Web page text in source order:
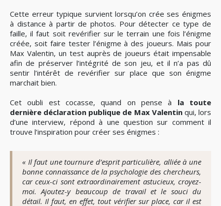
Cette erreur typique survient lorsqu’on crée ses énigmes
à distance à partir de photos. Pour détecter ce type de
faille, il faut soit revérifier sur le terrain une fois l’énigme
créée, soit faire tester l’énigme à des joueurs. Mais pour
Max Valentin, un test auprès de joueurs était impensable
afin de préserver l’intégrité de son jeu, et il n’a pas dû
sentir l’intérêt de revérifier sur place que son énigme
marchait bien.
Cet oubli est cocasse, quand on pense à la toute
dernière déclaration publique de Max Valentinqui, lors
d’une interview, répond à une question sur comment il
trouve l’inspiration pour créer ses énigmes :
« Il faut une tournure d’esprit particulière, alliée à une
bonne connaissance de la psychologie des chercheurs,
car ceux-ci sont extraordinairement astucieux, croyez-
moi. Ajoutez-y beaucoup de travail et le souci du
détail. Il faut, en effet, tout vérifier sur place, car il est